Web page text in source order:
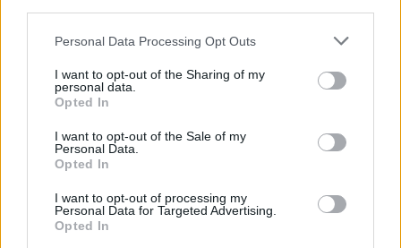
Personal Data Processing Opt Outs
I want to opt-out of the Sharing of my
personal data.
Opted In
I want to opt-out of the Sale of my
Personal Data.
Opted In
I want to opt-out of processing my
Personal Data for Targeted Advertising.
Opted In